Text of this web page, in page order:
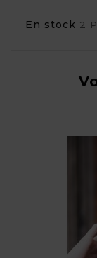
En stock 2